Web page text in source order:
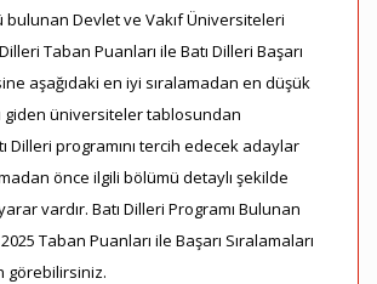
bulunan Devlet ve Vakıf Üniversiteleri
Taban Puanları ile Batı Dilleri Başarı
aşağıdaki en iyi sıralamadan en düşük
giden üniversiteler tablosundan
Dilleri programını tercih edecek adaylar
önce ilgili bölümü detaylı şekilde
vardır. Batı Dilleri Programı Bulunan
Taban Puanları ile Başarı Sıralamaları
görebilirsiniz.